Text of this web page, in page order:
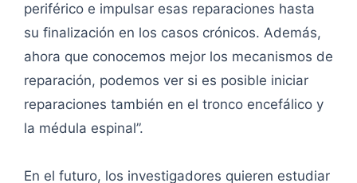
periférico e impulsar esas reparaciones hasta
su finalización en los casos crónicos. Además,
ahora que conocemos mejor los mecanismos de
reparación, podemos ver si es posible iniciar
reparaciones también en el tronco encefálico y
la médula espinal”.
En el futuro, los investigadores quieren estudiar